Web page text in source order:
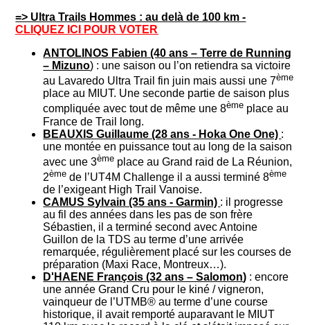
=> Ultra Trails Hommes : au delà de 100 km -
CLIQUEZ ICI POUR VOTER
ANTOLINOS Fabien (40 ans – Terre de Running
– Mizuno) : une saison ou l’on retiendra sa victoire
au Lavaredo Ultra Trail fin juin mais aussi une 7ème
place au MIUT. Une seconde partie de saison plus
compliquée avec tout de même une 8ème place au
France de Trail long.
BEAUXIS Guillaume (28 ans - Hoka One One) :
une montée en puissance tout au long de la saison
avec une 3ème place au Grand raid de La Réunion,
2ème de l’UT4M Challenge il a aussi terminé 8ème
de l’exigeant High Trail Vanoise.
CAMUS Sylvain (35 ans - Garmin) : il progresse
au fil des années dans les pas de son frère
Sébastien, il a terminé second avec Antoine
Guillon de la TDS au terme d’une arrivée
remarquée, régulièrement placé sur les courses de
préparation (Maxi Race, Montreux…).
D'HAENE François (32 ans – Salomon) : encore
une année Grand Cru pour le kiné / vigneron,
vainqueur de l’UTMB® au terme d’une course
historique, il avait remporté auparavant le MIUT